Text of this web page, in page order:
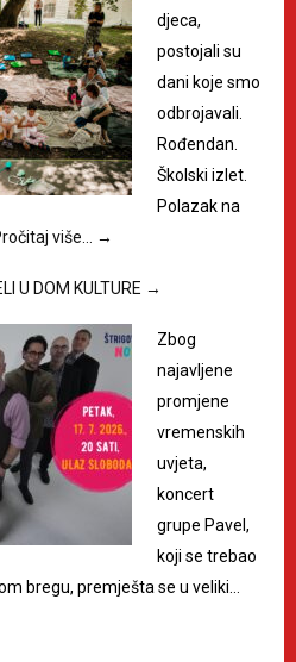
djeca,
postojali su
dani koje smo
odbrojavali.
Rođendan.
Školski izlet.
Polazak na
više… →
U DOM KULTURE →
Zbog
najavljene
promjene
vremenskih
uvjeta,
koncert
grupe Pavel,
koji se trebao
bregu, premješta se u veliki…